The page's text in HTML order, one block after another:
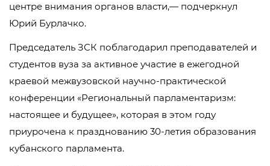
центре внимания органов власти,— подчеркнул
Юрий Бурлачко.
Председатель ЗСК поблагодарил преподавателей и
студентов вуза за активное участие в ежегодной
краевой межвузовской научно-практической
конференции «Региональный парламентаризм:
настоящее и будущее», которая в этом году
приурочена к празднованию 30-летия образования
кубанского парламента.